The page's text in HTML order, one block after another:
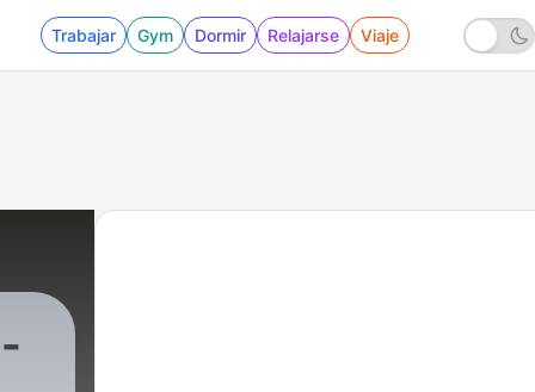
Trabajar Gym Dormir Relajarse Viaje